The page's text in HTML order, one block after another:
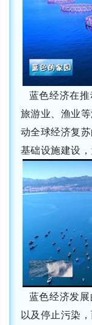
蓝色经济在推
旅游业、渔业
动全球经济复
基础设施建设
蓝色经济发展
以及停止污染